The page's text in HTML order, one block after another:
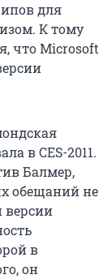
для
К тому
что Microsoft
в CES-2011.
Балмер,
обещаний не
версии
в
он